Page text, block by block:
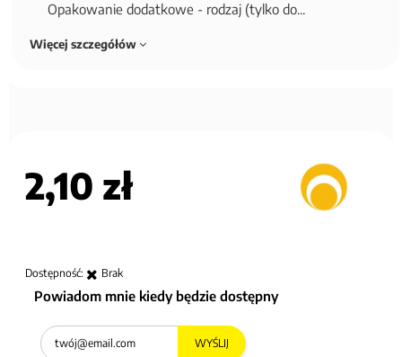
Opakowanie dodatkowe - rodzaj (tylko do...
Więcej szczegółów
2,10 zł
Dostępność: Brak
Powiadom mnie kiedy będzie dostępny
WYŚLIJ